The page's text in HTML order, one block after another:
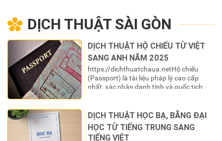
DỊCH THUẬT SÀI GÒN
DỊCH THUẬT HỘ CHIẾU TỪ VIỆT
SANG ANH NĂM 2025
https://dichthuatchaua.netHộ chiếu
(Passport) là tài liệu pháp lý cao cấp
nhất, xác nhận danh tính và quốc tịch
“chìa khóa” để mở ra cánh cửa thế
giới. Tuy nhiên, để “chìa khóa” này có giá
trị sử dụng trong các hệ thống…
DỊCH THUẬT HỌC BẠ, BẰNG ĐẠI
HỌC TỪ TIẾNG TRUNG SANG
TIẾNG VIỆT